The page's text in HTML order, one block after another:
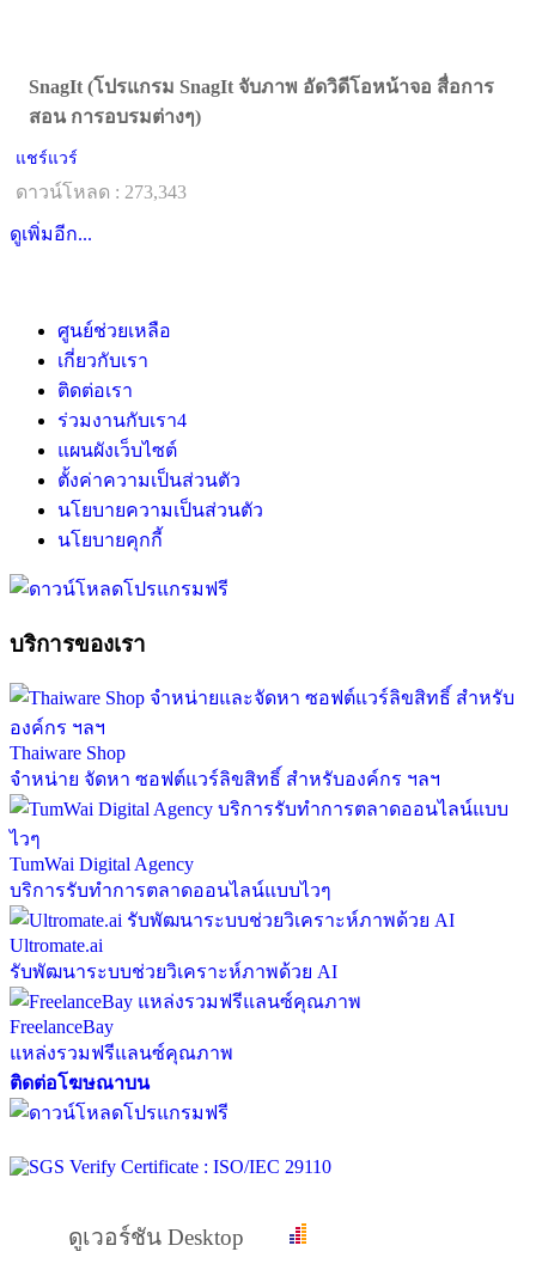
SnagIt (โปรแกรม SnagIt จับภาพ อัดวิดีโอหน้าจอ สื่อการ
สอน การอบรมต่างๆ)
แชร์แวร์
ดาวน์โหลด : 273,343
ดูเพิ่มอีก...
ศูนย์ช่วยเหลือ
เกี่ยวกับเรา
ติดต่อเรา
ร่วมงานกับเรา4
แผนผังเว็บไซต์
ตั้งค่าความเป็นส่วนตัว
นโยบายความเป็นส่วนตัว
นโยบายคุกกี้
บริการของเรา
Thaiware Shop
จำหน่าย จัดหา ซอฟต์แวร์ลิขสิทธิ์ สำหรับองค์กร ฯลฯ
TumWai Digital Agency
บริการรับทำการตลาดออนไลน์แบบไวๆ
Ultromate.ai
รับพัฒนาระบบช่วยวิเคราะห์ภาพด้วย AI
FreelanceBay
แหล่งรวมฟรีแลนซ์คุณภาพ
ติดต่อโฆษณาบน
ดูเวอร์ชัน Desktop